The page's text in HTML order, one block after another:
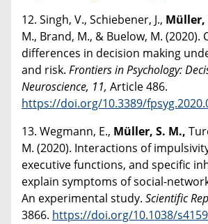
12. Singh, V., Schiebener, J., Müller,
M., Brand, M., & Buelow, M. (2020).
differences in decision making
and risk. Frontiers in Psychology:
Neuroscience, 11, Article 486.
https://doi.org/10.3389/
13. Wegmann, E., Müller, S. M.,
M. (2020). Interactions of
executive functions, and specific
explain symptoms of social-
An experimental study. Scientific
3866. https://doi.org/10.1038/